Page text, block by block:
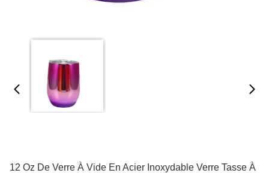
12 Oz De Verre À Vide En Acier Inoxydable Verre Tasse À